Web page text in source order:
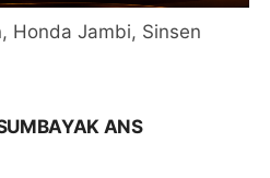
Honda Jambi, Sinsen
ANS